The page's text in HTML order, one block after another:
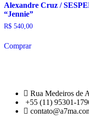
Alexandre Cruz /
“Jennie”
R$ 540,00
Comprar
Rua Medeiros de
+55 (11) 95301-